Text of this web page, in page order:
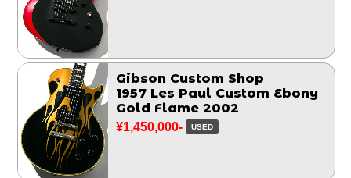
Gibson Custom Shop
1957 Les Paul Custom Ebony
Gold Flame 2002
¥1,450,000- USED